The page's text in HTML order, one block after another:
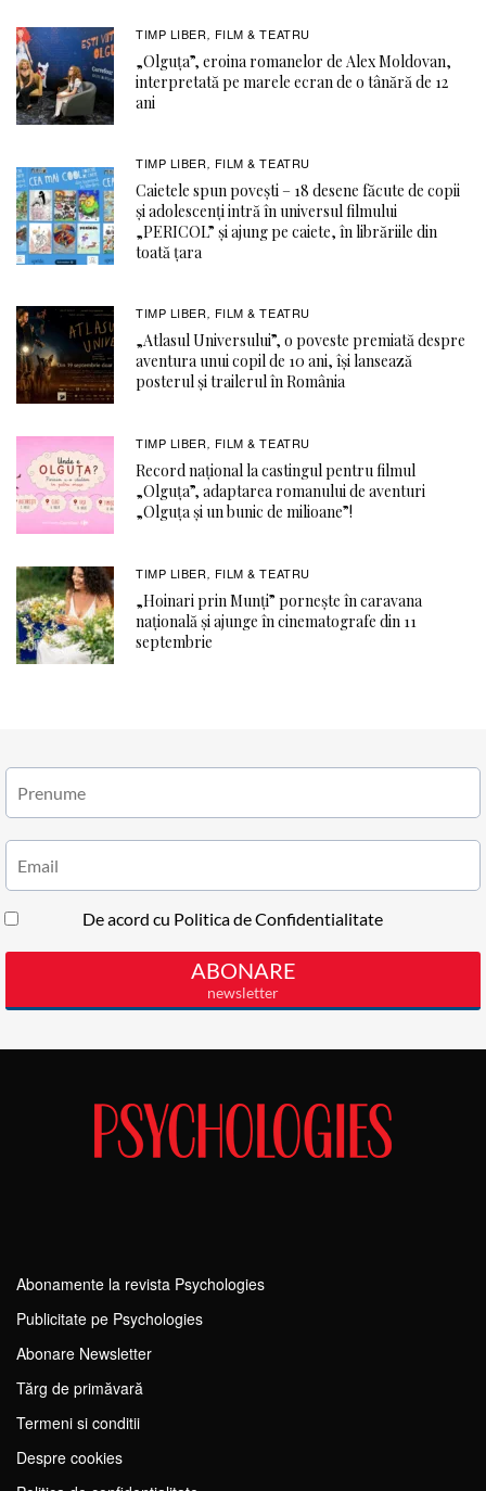
TIMP LIBER, FILM & TEATRU
„Olguța”, eroina romanelor de Alex Moldovan,
interpretată pe marele ecran de o tânără de 12
ani
TIMP LIBER, FILM & TEATRU
Caietele spun povești – 18 desene făcute de copii
și adolescenți intră în universul filmului
„PERICOL” și ajung pe caiete, în librăriile din
toată țara
TIMP LIBER, FILM & TEATRU
„Atlasul Universului”, o poveste premiată despre
aventura unui copil de 10 ani, își lansează
posterul și trailerul în România
TIMP LIBER, FILM & TEATRU
Record național la castingul pentru filmul
„Olguța”, adaptarea romanului de aventuri
„Olguța și un bunic de milioane”!
TIMP LIBER, FILM & TEATRU
„Hoinari prin Munți” pornește în caravana
națională și ajunge în cinematografe din 11
septembrie
Abonamente la revista Psychologies
Publicitate pe Psychologies
Abonare Newsletter
Tărg de primăvară
Termeni si conditii
Despre cookies